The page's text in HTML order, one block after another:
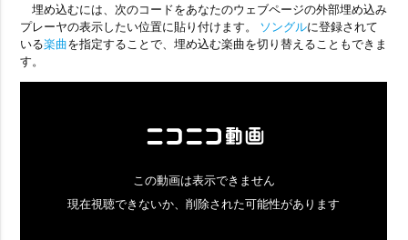
埋め込むには、次のコードをあなたのウェブページの外部埋め込み
プレーヤの表示したい位置に貼り付けます。 ソングルに登録されて
いる楽曲を指定することで、埋め込む楽曲を切り替えることもできま
す。